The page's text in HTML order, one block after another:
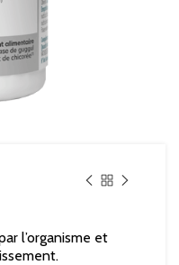
l’organisme et